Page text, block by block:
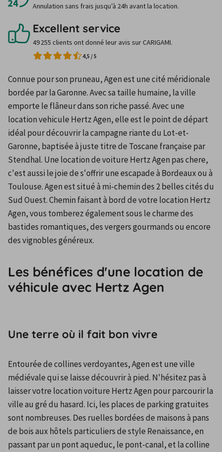
Annulation sans frais jusqu’à 24h avant la location.
Excellent service
49 255 clients ont donné leur avis sur CARIGAMI.
4,5 /5
Connue pour son pruneau, Agen est une cité méridionale
bordée par la Garonne. Avec sa taille humaine, la ville
emporte le flâneur dans son riche passé. Avec une
location vehicule Hertz Agen, elle est le point de départ
idéal pour découvrir la campagne riante du Lot-et-
Garonne, baptisée à juste titre de Toscane française par
Stendhal. Une location de voiture Hertz Agen pas chere,
c'est aussi le joie de s'offrir une escapade à Bordeaux ou à
Toulouse. Agen est situé à mi-chemin des 2 belles cités du
Sud Ouest. Chemin faisant à bord de votre location Hertz
Agen, vous tomberez également sous le charme des
bastides romantiques, des vergers gourmands ou encore
des vignobles généreux.
Les bénéfices d'une location de
véhicule avec Hertz Agen
Une terre où il fait bon vivre
Entourée de collines verdoyantes, Agen est une ville
médiévale qui se laisse découvrir à pied. N'hésitez pas à
laisser votre location voiture Hertz Agen pour parcourir la
ville au gré du hasard. Ici, les places de parking gratuites
sont nombreuses. Des ruelles bordées de maisons à pans
de bois aux hôtels particuliers de style Renaissance, en
passant par un pont aqueduc, le pont-canal, et la colline